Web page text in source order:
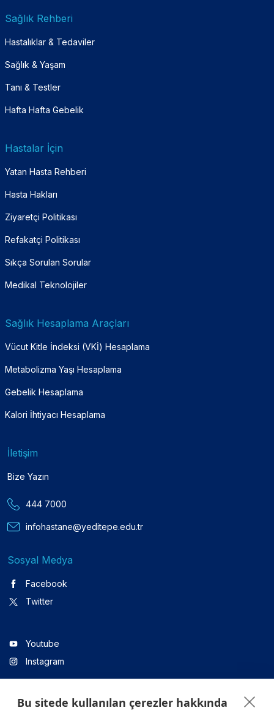
Sağlık Rehberi
Hastalıklar & Tedaviler
Sağlık & Yaşam
Tanı & Testler
Hafta Hafta Gebelik
Hastalar İçin
Yatan Hasta Rehberi
Hasta Hakları
Ziyaretçi Politikası
Refakatçi Politikası
Sıkça Sorulan Sorular
Medikal Teknolojiler
Sağlık Hesaplama Araçları
Vücut Kitle İndeksi (VKİ) Hesaplama
Metabolizma Yaşı Hesaplama
Gebelik Hesaplama
Kalori İhtiyacı Hesaplama
İletişim
Bize Yazın
444 7000
infohastane@yeditepe.edu.tr
Sosyal Medya
Facebook
Twitter
Youtube
Instagram
Linkedin
Bu sitede kullanılan çerezler hakkında